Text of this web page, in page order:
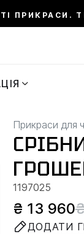
ПРИКРАСИ.
Прикраси для
1197025
₴ 13 960
ДОДАТИ